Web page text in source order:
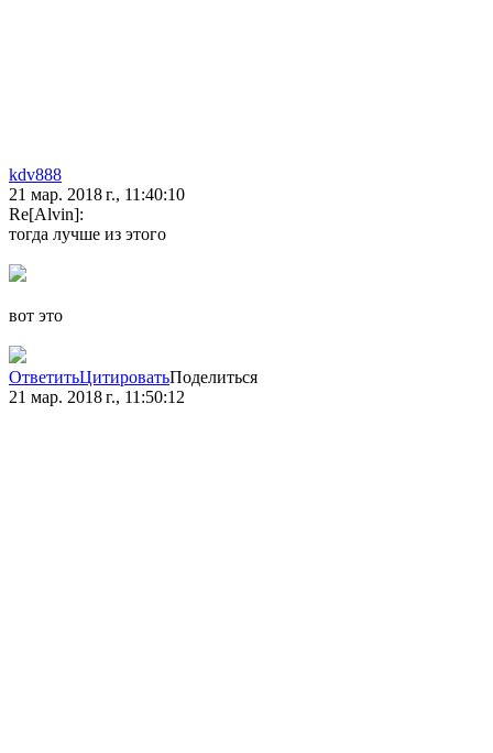
kdv888
21 мар. 2018 г., 11:40:10
Re[Alvin]:
тогда лучше из этого
вот это
ОтветитьЦитироватьПоделиться
21 мар. 2018 г., 11:50:12